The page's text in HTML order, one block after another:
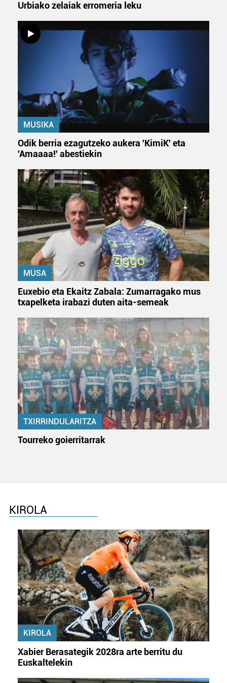
Urbiako zelaiak erromeria leku
MUSIKA
Odik berria ezagutzeko aukera 'KimiK' eta
'Amaaaa!' abestiekin
MUSA
Euxebio eta Ekaitz Zabala: Zumarragako mus
txapelketa irabazi duten aita-semeak
TXIRRINDULARITZA
Tourreko goierritarrak
KIROLA
KIROLA
Xabier Berasategik 2028ra arte berritu du
Euskaltelekin